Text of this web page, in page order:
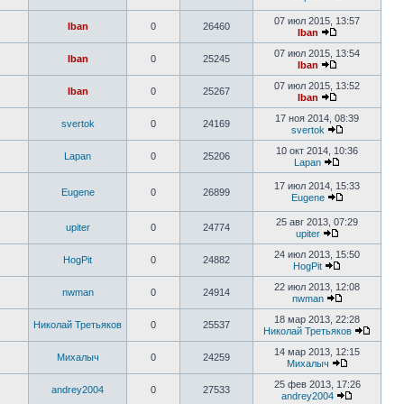
Iban 0 26460
07 июл 2015, 13:57
Iban
Iban 0 25245
07 июл 2015, 13:54
Iban
Iban 0 25267
07 июл 2015, 13:52
Iban
svertok 0 24169
17 ноя 2014, 08:39
svertok
Lapan 0 25206
10 окт 2014, 10:36
Lapan
Eugene 0 26899
17 июл 2014, 15:33
Eugene
upiter 0 24774
25 авг 2013, 07:29
upiter
HogPit 0 24882
24 июл 2013, 15:50
HogPit
nwman 0 24914
22 июл 2013, 12:08
nwman
Николай Третьяков 0 25537
18 мар 2013, 22:28
Николай Третьяков
Михалыч 0 24259
14 мар 2013, 12:15
Михалыч
andrey2004 0 27533
25 фев 2013, 17:26
andrey2004